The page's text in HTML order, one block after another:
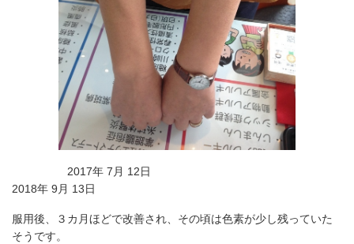
2017年 7月 12日
2018年 9月 13日
服用後、３カ月ほどで改善され、その頃は色素が少し残っていた
そうです。